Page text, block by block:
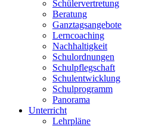
Schülervertretung
Beratung
Ganztagsangebote
Lerncoaching
Nachhaltigkeit
Schulordnungen
Schulpflegschaft
Schulentwicklung
Schulprogramm
Panorama
Unterricht
Lehrpläne